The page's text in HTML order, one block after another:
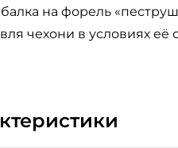
на форель
чехони в условиях её